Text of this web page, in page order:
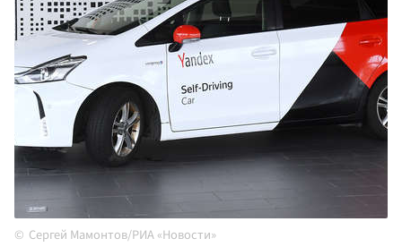
Сергей Мамонтов/РИА «Новости»